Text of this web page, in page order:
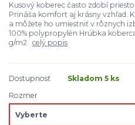
Kusový koberec často zdobí
Prináša komfort aj krásny vzhľad.
a môžete ho umiestniť v rôznych
100% polypropylén Hrúbka
g/m2 celý popis
Dostupnosť
Skladom 5 ks
Rozmer